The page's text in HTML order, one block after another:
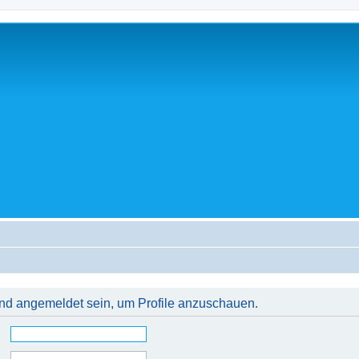
angemeldet sein, um Profile anzuschauen.